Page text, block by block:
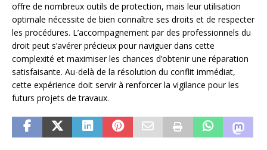
offre de nombreux outils de protection, mais leur utilisation
optimale nécessite de bien connaître ses droits et de respecter
les procédures. L’accompagnement par des professionnels du
droit peut s’avérer précieux pour naviguer dans cette
complexité et maximiser les chances d’obtenir une réparation
satisfaisante. Au-delà de la résolution du conflit immédiat,
cette expérience doit servir à renforcer la vigilance pour les
futurs projets de travaux.